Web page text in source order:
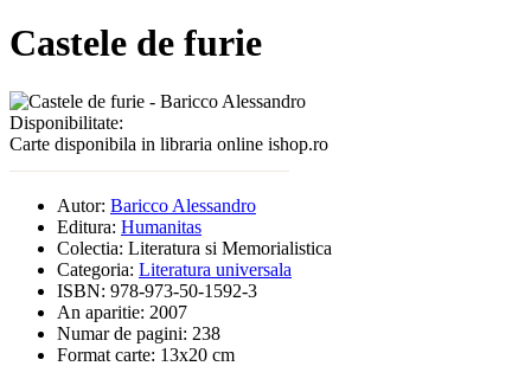
Castele de furie
Disponibilitate:
Carte disponibila in libraria online ishop.ro
Autor: Baricco Alessandro
Editura: Humanitas
Colectia: Literatura si Memorialistica
Categoria: Literatura universala
ISBN: 978-973-50-1592-3
An aparitie: 2007
Numar de pagini: 238
Format carte: 13x20 cm